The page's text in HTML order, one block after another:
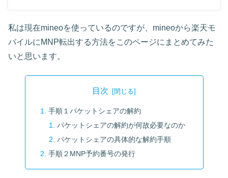
私は現在mineoを使っているのですが、mineoから楽天モ
バイルにMNP転出する方法をこのページにまとめてみた
いと思います。
目次
手順１パケットシェアの解約
パケットシェアの解約が何故必要なのか
パケットシェアの具体的な解約手順
手順２MNP予約番号の発行